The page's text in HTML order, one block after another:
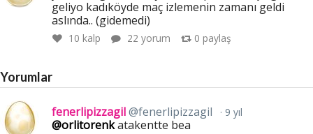
geliyo kadıköyde maç izlemenin zamanı geldi
aslında.. (gidemedi)
10 kalp 22 yorum 0 paylaş
Yorumlar
fenerlipizzagil@fenerlipizzagil 9 yıl
@orlitorenkatakentte bea